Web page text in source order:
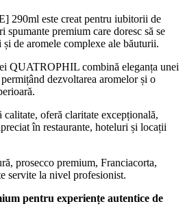
290ml este creat pentru iubitorii de
spumante premium care doresc să se
de aromele complexe ale băuturii.
QUATROPHIL combină eleganța unei
dezvoltarea aromelor și o
oferă claritate excepțională,
în restaurante, hoteluri și locații
prosecco premium, Franciacorta,
servite la nivel profesionist.
pentru experiențe autentice de